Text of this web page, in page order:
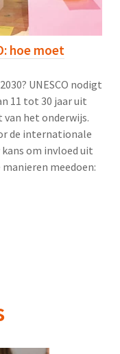
hoe moet
UNESCO nodigt
11 tot 30 jaar uit
het onderwijs.
de internationale
kans om invloed uit
meedoen: